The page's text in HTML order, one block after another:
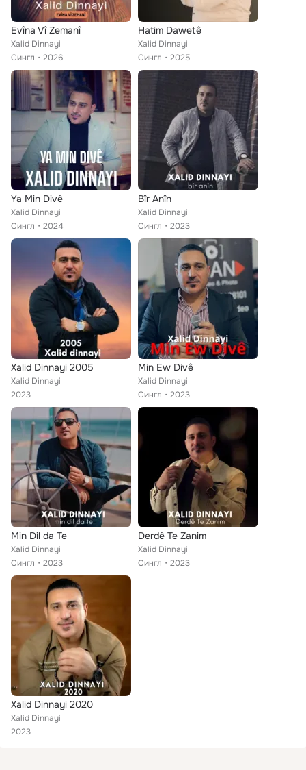
Evîna Vî Zemanî
Xalid Dinnayi
Сингл
2026
Hatim Dawetê
Xalid Dinnayi
Сингл
2025
Ya Min Divê
Xalid Dinnayi
Сингл
2024
Bîr Anîn
Xalid Dinnayi
Сингл
2023
Xalid Dinnayi 2005
Xalid Dinnayi
2023
Min Ew Divê
Xalid Dinnayi
Сингл
2023
Min Dil da Te
Xalid Dinnayi
Сингл
2023
Derdê Te Zanim
Xalid Dinnayi
Сингл
2023
Xalid Dinnayi 2020
Xalid Dinnayi
2023